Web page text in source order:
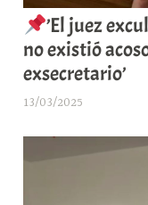
’El juez
no existió
exsecretario’
13/03/2025